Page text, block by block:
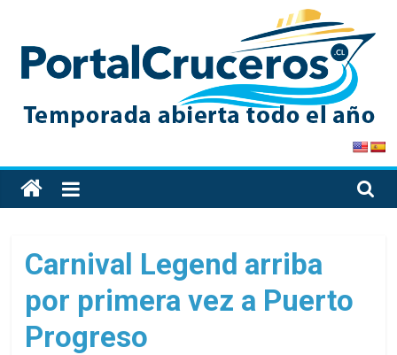
content
PortalCruceros
Toda
la
de
cruceros
en
un
solo
Carnival Legend arriba
por primera vez a Puerto
Progreso